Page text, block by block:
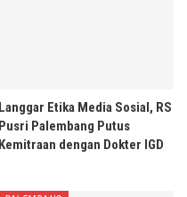
Langgar Etika Media Sosial, RS
Pusri Palembang Putus
Kemitraan dengan Dokter IGD